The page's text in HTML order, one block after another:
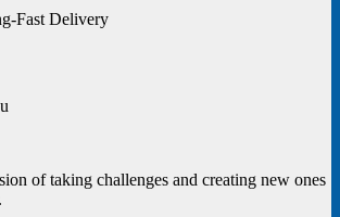
Fast Delivery
of taking challenges and creating new ones